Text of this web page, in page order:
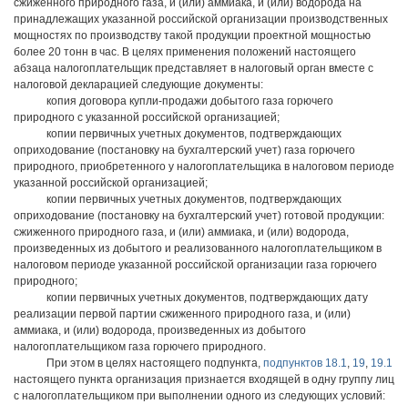
сжиженного природного газа, и (или) аммиака, и (или) водорода на
принадлежащих указанной российской организации производственных
мощностях по производству такой продукции проектной мощностью
более 20 тонн в час. В целях применения положений настоящего
абзаца налогоплательщик представляет в налоговый орган вместе с
налоговой декларацией следующие документы:
копия договора купли-продажи добытого газа горючего
природного с указанной российской организацией;
копии первичных учетных документов, подтверждающих
оприходование (постановку на бухгалтерский учет) газа горючего
природного, приобретенного у налогоплательщика в налоговом периоде
указанной российской организацией;
копии первичных учетных документов, подтверждающих
оприходование (постановку на бухгалтерский учет) готовой продукции:
сжиженного природного газа, и (или) аммиака, и (или) водорода,
произведенных из добытого и реализованного налогоплательщиком в
налоговом периоде указанной российской организации газа горючего
природного;
копии первичных учетных документов, подтверждающих дату
реализации первой партии сжиженного природного газа, и (или)
аммиака, и (или) водорода, произведенных из добытого
налогоплательщиком газа горючего природного.
При этом в целях настоящего подпункта, подпунктов 18.1, 19, 19.1
настоящего пункта организация признается входящей в одну группу лиц
с налогоплательщиком при выполнении одного из следующих условий: